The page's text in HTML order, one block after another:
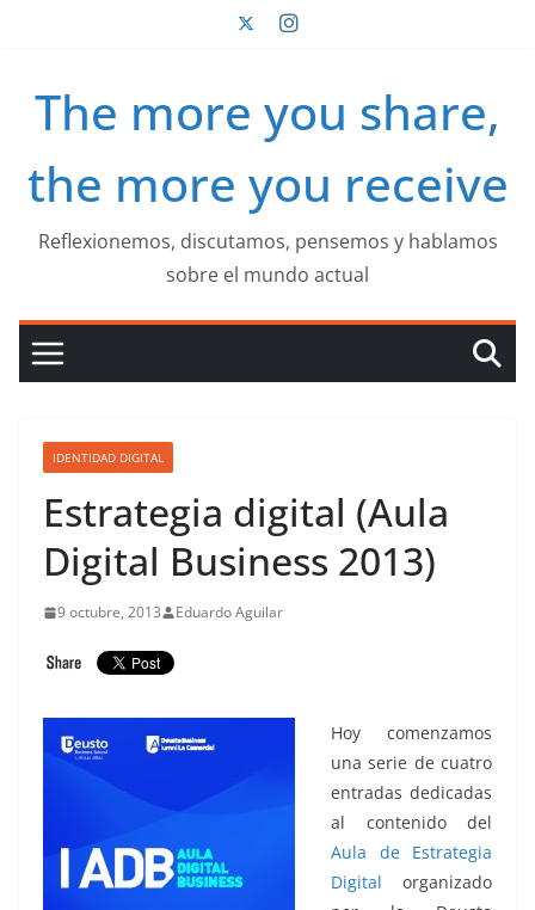
The more you share,
the more you receive
Reflexionemos, discutamos, pensemos y hablamos
sobre el mundo actual
IDENTIDAD DIGITAL
Estrategia digital (Aula
Digital Business 2013)
9 octubre, 2013 Eduardo Aguilar
Hoy comenzamos
una serie de cuatro
entradas dedicadas
al contenido del
Aula de Estrategia
Digital organizado